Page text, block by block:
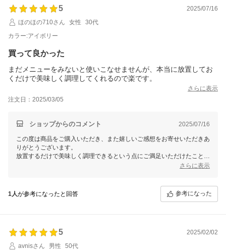
5
2025/07/16
ほのほの710さん
女性
30代
カラー:アイボリー
買って良かった
まだメニューをみないと使いこなせませんが、本当に放置してお
くだけで美味しく調理してくれるので楽です。
さらに表示
注文日：2025/03/05
ショップからのコメント 2025/07/16
この度は商品をご購入いただき、また嬉しいご感想をお寄せいただきあ
りがとうございます。
放置するだけで美味しく調理できるという点にご満足いただけたこと、
何か気になる点やご要望がございましたら、ぜひお気軽にお知らせくだ
さい。
さらに表示
1人が参考になったと回答 参考になった
5
2025/02/02
avnisさん
男性 50代